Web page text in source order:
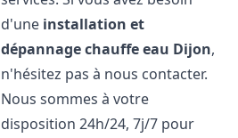
d'une installation et
dépannage chauffe eau Dijon,
n'hésitez pas à nous contacter.
Nous sommes à votre
disposition 24h/24, 7j/7 pour